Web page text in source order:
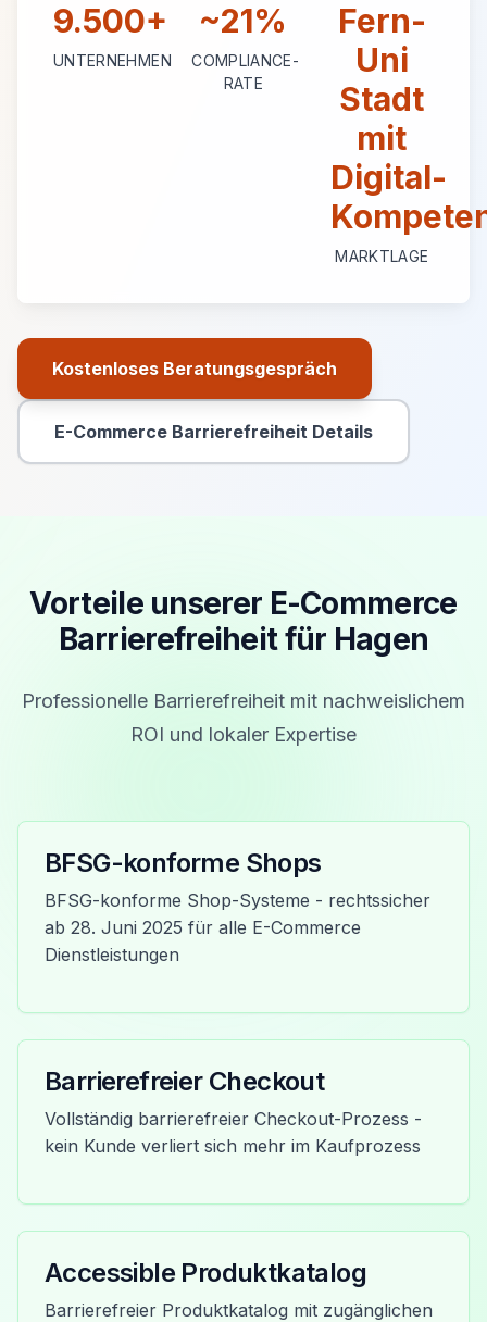
9.500+
UNTERNEHMEN
~21%
COMPLIANCE-
RATE
Fern-
Uni
Stadt
mit
Digital-
MARKTLAGE
Kostenloses Beratungsgespräch
Primäre Aktion
E-Commerce Barrierefreiheit Details
Sekundäre Aktion
Vorteile unserer E-Commerce
Barrierefreiheit für Hagen
Professionelle Barrierefreiheit mit nachweislichem
ROI und lokaler Expertise
BFSG-konforme Shops
BFSG-konforme Shop-Systeme - rechtssicher
ab 28. Juni 2025 für alle E-Commerce
Dienstleistungen
Barrierefreier Checkout
Vollständig barrierefreier Checkout-Prozess -
kein Kunde verliert sich mehr im Kaufprozess
Accessible Produktkatalog
Barrierefreier Produktkatalog mit zugänglichen